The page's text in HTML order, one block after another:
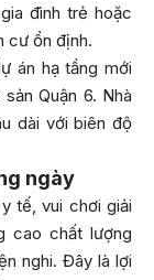
đình trẻ hoặc
cư ổn định.
án hạ tầng mới
Quận 6. Nhà
dài với biên độ
ngày
tế, vui chơi giải
cao chất lượng
nghi. Đây là lợi